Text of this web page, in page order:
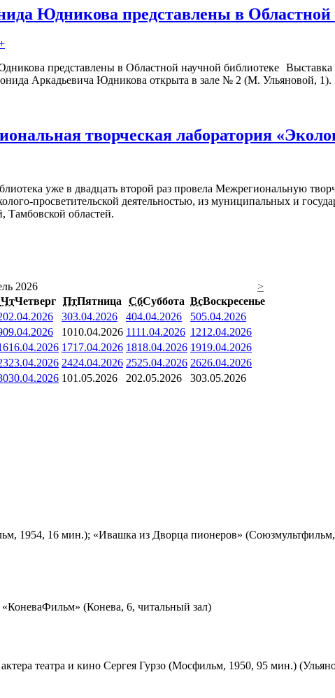
Юдникова представлены в Областной
Аркадьевича Юдникова открыта в зале № 2 (М. Ульяновой, 1).
творческая лаборатория
уже в двадцать второй раз провела Межрегиональную
просветительской деятельностью, из муниципальных и
Тамбовской областей.
2026
>
ЧтЧетверг ПтПятница СбСуббота ВсВоскресенье
02.04.2026 303.04.2026 404.04.2026 505.04.2026
09.04.2026 1010.04.2026 1111.04.2026 1212.04.2026
16.04.2026 1717.04.2026 1818.04.2026 1919.04.2026
23.04.2026 2424.04.2026 2525.04.2026 2626.04.2026
30.04.2026 101.05.2026 202.05.2026 303.05.2026
1954, 16 мин.); «Ивашка из Дворца пионеров»
(Конева, 6, читальный зал)
театра и кино Сергея Гурзо (Мосфильм, 1950, 95 мин.)